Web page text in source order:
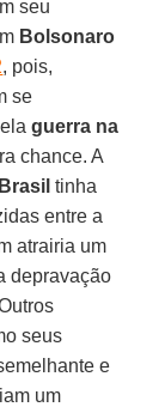
seu
Bolsonaro
, pois,
se
guerra na
chance. A
Brasil tinha
entre a
atrairia um
depravação
seus
e
um